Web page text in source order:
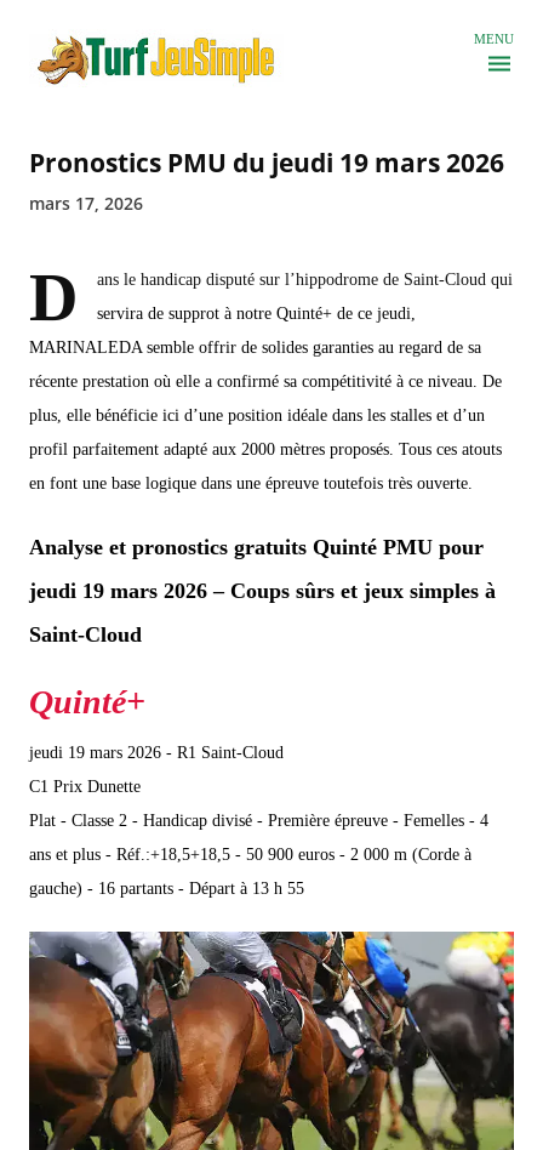
MENU
Pronostics PMU du jeudi 19 mars 2026
mars 17, 2026
D
ans le handicap disputé sur l’hippodrome de Saint-Cloud qui
servira de supprot à notre Quinté+ de ce jeudi,
MARINALEDA semble offrir de solides garanties au regard de sa
récente prestation où elle a confirmé sa compétitivité à ce niveau. De
plus, elle bénéficie ici d’une position idéale dans les stalles et d’un
profil parfaitement adapté aux 2000 mètres proposés. Tous ces atouts
en font une base logique dans une épreuve toutefois très ouverte.
Analyse et pronostics gratuits Quinté PMU pour
jeudi 19 mars 2026 – Coups sûrs et jeux simples à
Saint-Cloud
jeudi 19 mars 2026 - R1 Saint-Cloud
C1 Prix Dunette
Plat - Classe 2 - Handicap divisé - Première épreuve - Femelles - 4
ans et plus - Réf.:+18,5+18,5 - 50 900 euros - 2 000 m (Corde à
gauche) - 16 partants - Départ à 13 h 55